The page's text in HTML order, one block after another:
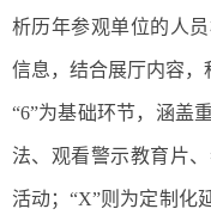
析历年参观单位的人
信息，结合展厅内容，
“6”为基础环节，涵盖
法、观看警示教育片
活动；“X”则为定制化